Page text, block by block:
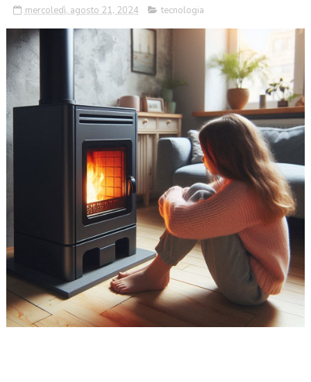
mercoledì, agosto 21, 2024 tecnologia